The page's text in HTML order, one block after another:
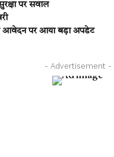
पर सवाल
आवेदन पर आया बड़ा अपडेट
- Advertisement -